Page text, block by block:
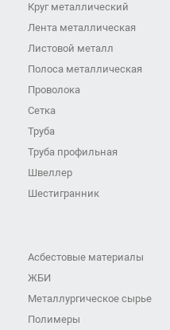
Круг металлический
Лента металлическая
Листовой металл
Полоса металлическая
Проволока
Сетка
Труба
Труба профильная
Швеллер
Шестигранник
Асбестовые материалы
ЖБИ
Металлургическое сырье
Полимеры